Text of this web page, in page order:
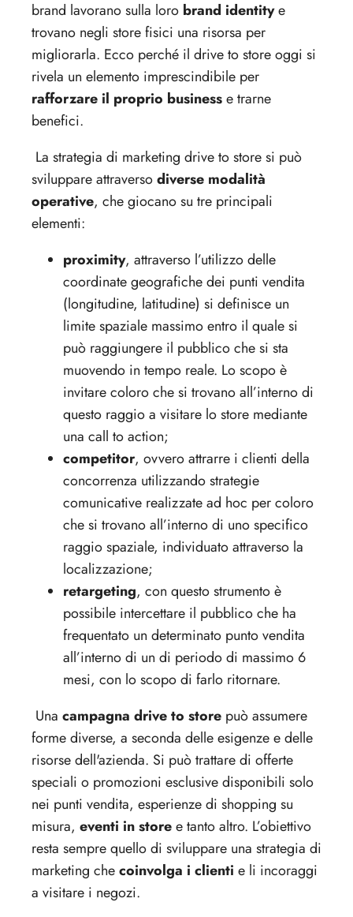
brand lavorano sulla loro brand identitye
trovano negli store fisici una risorsa per
migliorarla. Ecco perché il drive to store oggi si
rivela un elemento imprescindibile per
rafforzare il proprio businesse trarne
benefici.
La strategia di marketing drive to store si può
sviluppare attraversodiverse modalità
operative, che giocano su tre principali
elementi:
proximity, attraverso l’utilizzo delle
coordinate geografiche dei punti vendita
(longitudine, latitudine) si definisce un
limite spaziale massimo entro il quale si
può raggiungere il pubblico che si sta
muovendo in tempo reale. Lo scopo è
invitare coloro che si trovano all’interno di
questo raggio a visitare lo store mediante
una call to action;
competitor, ovvero attrarre i clienti della
concorrenza utilizzando strategie
comunicative realizzate ad hoc per coloro
che si trovano all’interno di uno specifico
raggio spaziale, individuato attraverso la
localizzazione;
retargeting, con questo strumento è
possibile intercettare il pubblico che ha
frequentato un determinato punto vendita
all’interno di un di periodo di massimo 6
mesi, con lo scopo di farlo ritornare.
Una campagna drive to store può assumere
forme diverse, a seconda delle esigenze e delle
risorse dell'azienda. Si può trattare di offerte
speciali o promozioni esclusive disponibili solo
nei punti vendita, esperienze di shopping su
misura, eventi in storee tanto altro. L’obiettivo
resta sempre quello di sviluppare una strategia di
marketing checoinvolga i clienti e li incoraggi
a visitare i negozi.